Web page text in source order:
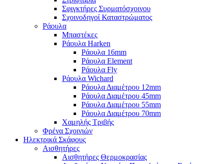
Σφιγκτήρες Συρματόσχοινου
Σχοινοδηγοί Καταστρώματος
Ράουλα
Μπαστέκες
Ράουλα Harken
Ράουλα 16mm
Ράουλα Element
Ράουλα Fly
Ράουλα Wichard
Ράουλα Διαμέτρου 12mm
Ράουλα Διαμέτρου 45mm
Ράουλα Διαμέτρου 55mm
Ράουλα Διαμέτρου 70mm
Χαμηλής Τριβής
Φρένα Σχοινιών
Ηλεκτρικά Σκάφους
Αισθητήρες
Αισθητήρες Θερμοκρασίας